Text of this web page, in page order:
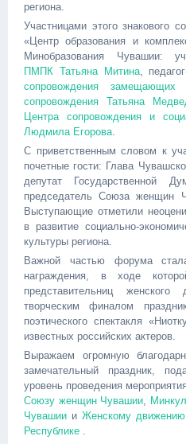
региона.
Участницами этого знакового
«Центр образования и
Минобразования Чувашии:
ПМПК Татьяна Митина,
сопровождения замещающих
сопровождения
Татьяна
Центра сопровождения и
Людмила Егорова.
С приветственным словом к
почетные гости: Глава
депутат
председатель Союза женщин
Выступающие отметили
в развитие социально-
культуры региона.
Важной частью форума
награждения, в ходе
представительниц
творческим финалом
поэтического спектакля
известных российских актеров.
Выражаем огромную
замечательный праздник,
уровень проведения
Союзу женщин Чувашии,
Чувашии и Женскому
Республике .